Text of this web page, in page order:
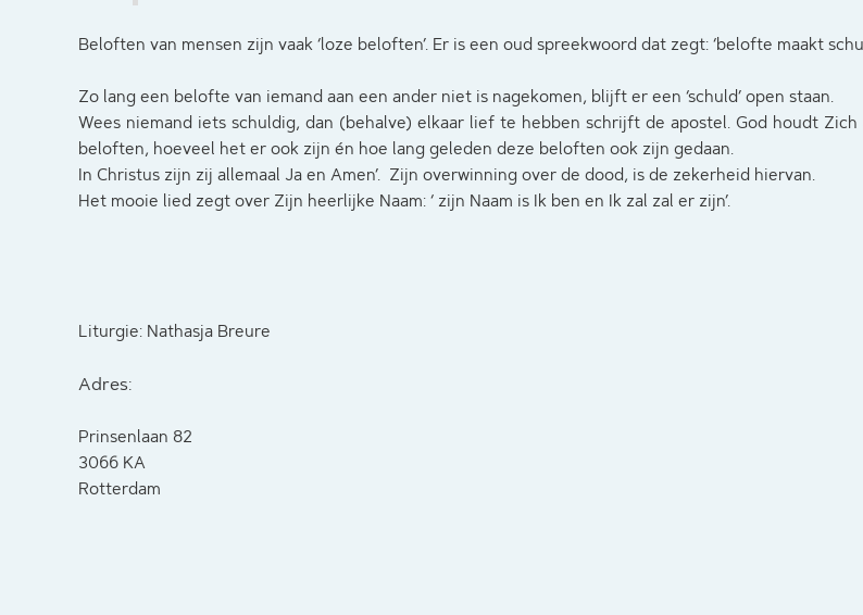
Beloften van mensen zijn vaak ‘loze beloften’. Er is een oud spreekwoord dat zegt: ‘belofte maakt
Zo lang een belofte van iemand aan een ander niet is nagekomen, blijft er een ‘schuld’ open staan.
Wees niemand iets schuldig, dan (behalve) elkaar lief te hebben schrijft de apostel. God houdt Zich
beloften, hoeveel het er ook zijn én hoe lang geleden deze beloften ook zijn gedaan.
In Christus zijn zij allemaal Ja en Amen’. Zijn overwinning over de dood, is de zekerheid hiervan.
Het mooie lied zegt over Zijn heerlijke Naam: ‘ zijn Naam is Ik ben en Ik zal zal er zijn’.
Liturgie: Nathasja Breure
Adres:
Prinsenlaan 82
3066 KA
Rotterdam